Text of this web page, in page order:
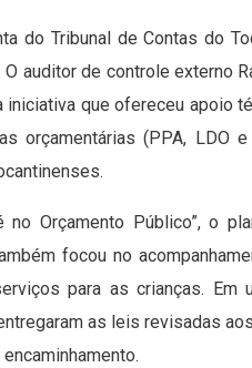
do Tribunal de Contas do
O auditor de controle externo
iniciativa que ofereceu apoio
orçamentárias (PPA, LDO
Orçamento Público”, o
focou no
para as crianças. Em
as leis revisadas